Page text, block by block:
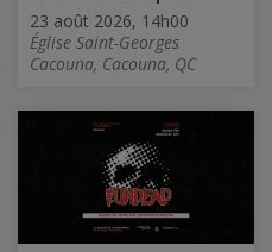
23 août 2026, 14h00
Église Saint-Georges
Cacouna, Cacouna, QC